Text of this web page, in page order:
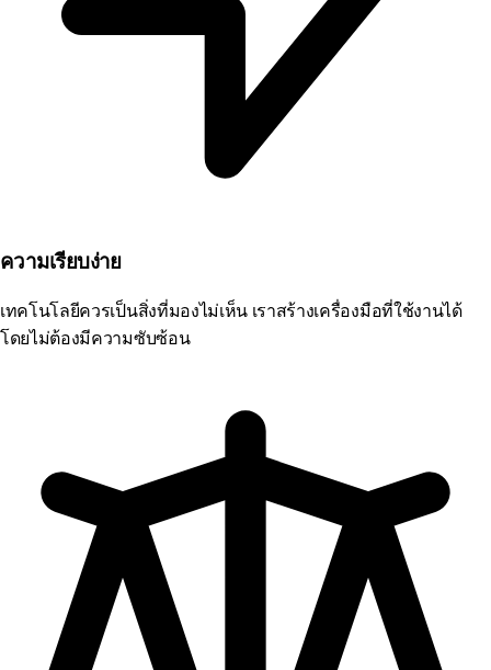
ความเรียบง่าย
เทคโนโลยีควรเป็นสิ่งที่มองไม่เห็น เราสร้างเครื่องมือที่ใช้งานได้
โดยไม่ต้องมีความซับซ้อน